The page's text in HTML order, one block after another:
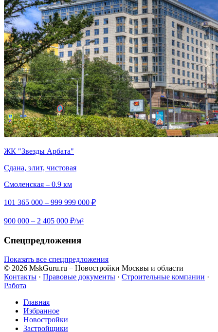
ЖК "Звезды Арбата"
Сдана, элит, чистовая
Смоленская – 0.9 км
101 365 000 – 999 999 000 ₽
900 000 – 2 405 000 ₽/м²
Спецпредложения
Показать все спецпредложения
© 2026 MskGuru.ru – Новостройки Москвы и области
Контакты · Правовые документы · Строительные компании ·
Работа
Главная
Избранное
Новостр ойки
Застройщики